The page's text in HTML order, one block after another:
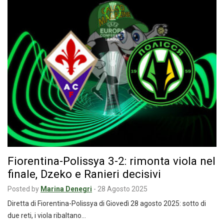
Fiorentina-Polissya 3-2: rimonta viola nel
finale, Dzeko e Ranieri decisivi
Posted by Marina Denegri - 28 Agosto 2025
Diretta di Fiorentina-Polissya di Giovedì 28 agosto 2025: sotto di
due reti, i viola ribaltano…